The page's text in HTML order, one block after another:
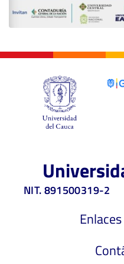
NIT. 891500319-2